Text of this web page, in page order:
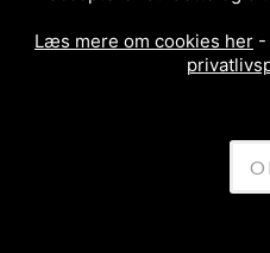
Læs mere om cookies her -